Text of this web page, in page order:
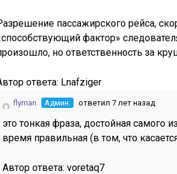
пассажирского рейса,
фактор»
но ответственность за
ответа: Lnafziger
flyman Админ. ответил 7 лет назад
это тонкая фраза, достойная самого
время правильная (в том, что
Автор ответа: voretaq7